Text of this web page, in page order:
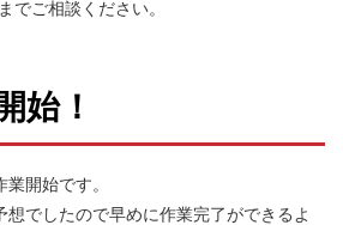
までご相談ください。
始！
開始です。
想でしたので早めに作業完了ができるよ